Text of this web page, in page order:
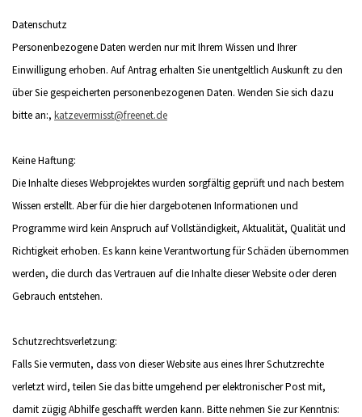
Datenschutz
Personenbezogene Daten werden nur mit Ihrem Wissen und Ihrer
Einwilligung erhoben. Auf Antrag erhalten Sie unentgeltlich Auskunft zu den
über Sie gespeicherten personenbezogenen Daten. Wenden Sie sich dazu
bitte an:, katzevermisst@freenet.de
Keine Haftung:
Die Inhalte dieses Webprojektes wurden sorgfältig geprüft und nach bestem
Wissen erstellt. Aber für die hier dargebotenen Informationen und
Programme wird kein Anspruch auf Vollständigkeit, Aktualität, Qualität und
Richtigkeit erhoben. Es kann keine Verantwortung für Schäden übernommen
werden, die durch das Vertrauen auf die Inhalte dieser Website oder deren
Gebrauch entstehen.
Schutzrechtsverletzung:
Falls Sie vermuten, dass von dieser Website aus eines Ihrer Schutzrechte
verletzt wird, teilen Sie das bitte umgehend per elektronischer Post mit,
damit zügig Abhilfe geschafft werden kann. Bitte nehmen Sie zur Kenntnis: